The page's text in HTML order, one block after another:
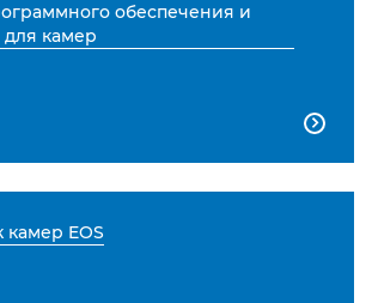
обеспечения и
камер

EOS